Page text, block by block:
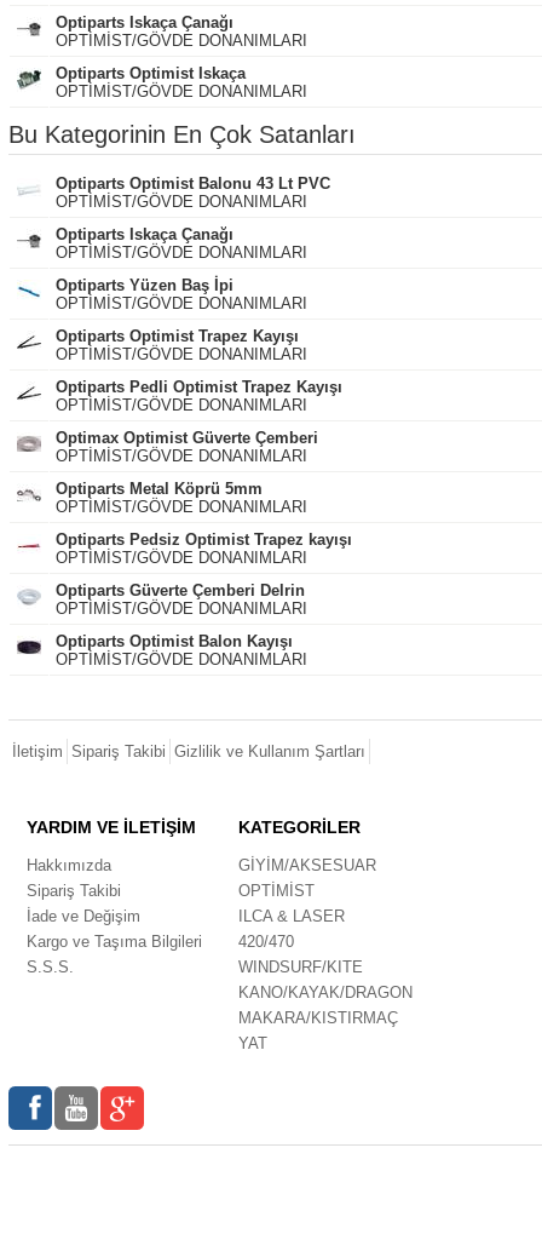
Optiparts Iskaça Çanağı
OPTİMİST/GÖVDE DONANIMLARI
Optiparts Optimist Iskaça
OPTİMİST/GÖVDE DONANIMLARI
Bu Kategorinin En Çok Satanları
Optiparts Optimist Balonu 43 Lt PVC
OPTİMİST/GÖVDE DONANIMLARI
Optiparts Iskaça Çanağı
OPTİMİST/GÖVDE DONANIMLARI
Optiparts Yüzen Baş İpi
OPTİMİST/GÖVDE DONANIMLARI
Optiparts Optimist Trapez Kayışı
OPTİMİST/GÖVDE DONANIMLARI
Optiparts Pedli Optimist Trapez Kayışı
OPTİMİST/GÖVDE DONANIMLARI
Optimax Optimist Güverte Çemberi
OPTİMİST/GÖVDE DONANIMLARI
Optiparts Metal Köprü 5mm
OPTİMİST/GÖVDE DONANIMLARI
Optiparts Pedsiz Optimist Trapez kayışı
OPTİMİST/GÖVDE DONANIMLARI
Optiparts Güverte Çemberi Delrin
OPTİMİST/GÖVDE DONANIMLARI
Optiparts Optimist Balon Kayışı
OPTİMİST/GÖVDE DONANIMLARI
İletişim Sipariş Takibi Gizlilik ve Kullanım Şartları
YARDIM VE İLETİŞİM
Hakkımızda
Sipariş Takibi
İade ve Değişim
Kargo ve Taşıma Bilgileri
S.S.S.
KATEGORİLER
GİYİM/AKSESUAR
OPTİMİST
ILCA & LASER
420/470
WINDSURF/KITE
KANO/KAYAK/DRAGON
MAKARA/KISTIRMAÇ
YAT